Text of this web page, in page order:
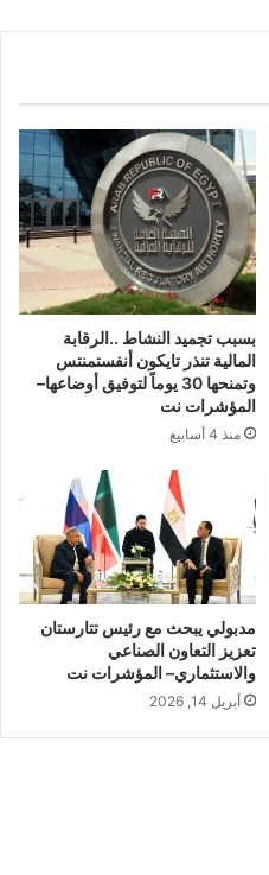
بسبب تجميد النشاط ..الرقابة
المالية تنذر تايكون أنفستمنتس
وتمنحها 30 يوماً لتوفيق أوضاعها–
المؤشرات نت
منذ 4 أسابيع
مدبولي يبحث مع رئيس تتارستان
تعزيز التعاون الصناعي
والاستثماري– المؤشرات نت
أبريل 14, 2026